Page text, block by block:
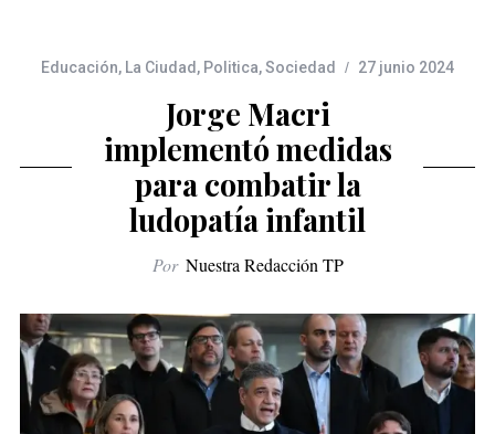
Educación, La Ciudad , Politica,Sociedad 27 junio 2024
Jorge Macri
implementó medidas
para combatir la
ludopatía infantil
Por Nuestra Redacción TP